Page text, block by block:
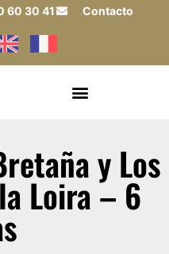
60 30 41 Contacto
y Los
Loira – 6